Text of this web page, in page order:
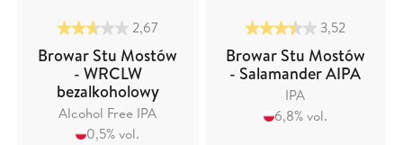
2,67
Browar Stu Mostów
- WRCLW
bezalkoholowy
Alcohol Free IPA
0,5% vol.
3,52
Browar Stu Mostów
- Salamander AIPA
IPA
6,8% vol.